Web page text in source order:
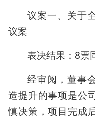
议案一、关于
议案
表决结果：8票
经审阅，董事
造提升的事项是公
慎决策，项目完成